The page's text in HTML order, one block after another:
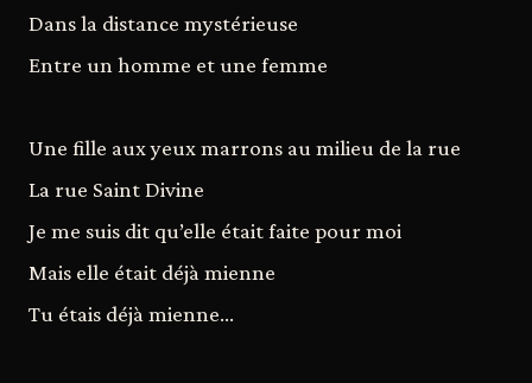
Dans la distance mystérieuse
Entre un homme et une femme
Une fille aux yeux marrons au milieu de la rue
La rue Saint Divine
Je me suis dit qu’elle était faite pour moi
Mais elle était déjà mienne
Tu étais déjà mienne…